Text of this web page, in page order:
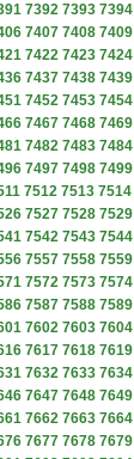
7392 7393 7394
7407 7408 7409
7422 7423 7424
7437 7438 7439
7452 7453 7454
7467 7468 7469
7482 7483 7484
7497 7498 7499
7512 7513 7514
7527 7528 7529
7542 7543 7544
7557 7558 7559
7572 7573 7574
7587 7588 7589
7602 7603 7604
7617 7618 7619
7632 7633 7634
7647 7648 7649
7662 7663 7664
7677 7678 7679